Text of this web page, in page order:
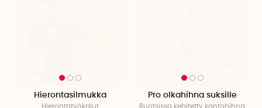
Hierontasilmukka
Hierontatyökalut
Pro olkahihna suksille
Ruotsissa kehitetty kantohihna